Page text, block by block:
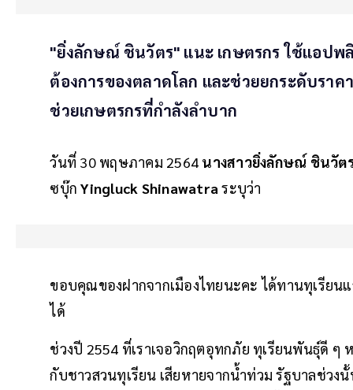
"ยิ่งลักษณ์ ชินวัตร" แนะ เกษตรกร ใช้แอปพ
ต้องการของตลาดโลก และช่วยยกระดับรา
ช่วยเกษตรกรที่กำลังลำบาก
วันที่ 30 พฤษภาคม 2564 นางสาวยิ่งลักษณ์ ชินวัต
ซบุ๊ก Yingluck Shinawatra ระบุว่า
ขอบคุณของฝากจากเมืองไทยนะคะ ได้ทานทุเรีย
ได้
ช่วงปี 2554 ที่เราเจอวิกฤตอุทกภัย ทุเรียนพันธุ์ดี ๆ
กับชาวสวนทุเรียน เสียหายจากน้ำท่วม รัฐบาลช่ว